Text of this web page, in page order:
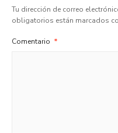
Tu dirección de correo
obligatorios están marcados
Comentario *